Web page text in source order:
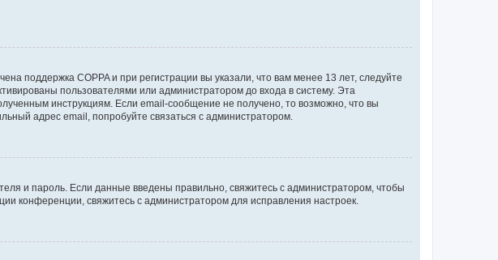
поддержка COPPA и при регистрации вы указали, что вам менее 13 лет, следуйте
пользователями или администратором до входа в систему. Эта
инструкциям. Если email-сообщение не получено, то возможно, что вы
адрес email, попробуйте связаться с администратором.
и пароль. Если данные введены правильно, свяжитесь с администратором, чтобы
конференции, свяжитесь с администратором для исправления настроек.